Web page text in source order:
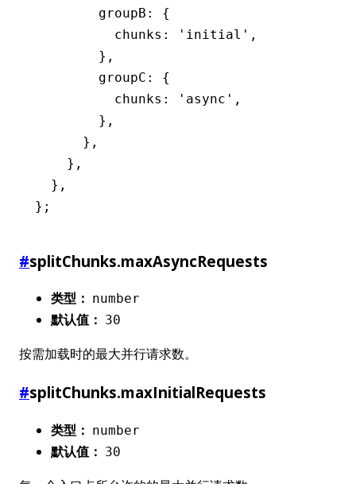
        groupB
:
{
          chunks
: 'initial' ,
        }
,
        groupC
:
{
          chunks
: 'async' ,
        }
,
      }
,
    }
,
  }
,
};
#splitChunks.maxAsyncRequests
类型： number
默认值： 30
按需加载时的最大并行请求数。
#splitChunks.maxInitialRequests
类型： number
默认值： 30